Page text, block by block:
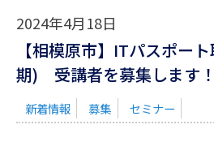
2024年4月18日
【相模原市】ITパスポー
期) 受講者を募集します！
新着情報 募集 セミナー